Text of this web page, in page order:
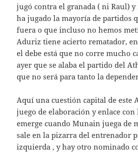
jugó contra el granada ( ni Raul) y
ha jugado la mayoría de partidos
fuera o que incluso no hemos
Aduriz tiene acierto rematador,
el debe está que no corre mucho
ayer que se alaba el partido del
que no será para tanto la
Aquí una cuestión capital de este
juego de elaboración y enlace
emerge cuando Munain juega de
sale en la pizarra del entrenador
izquierda , y hay otro nominado